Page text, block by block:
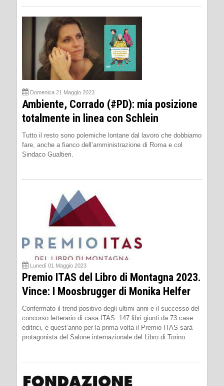
Domenica 21 Maggio 2023
Ambiente, Corrado (#PD): mia posizione
totalmente in linea con Schlein
Tutto il resto sono polemiche lontane dal lavoro che dobbiamo
fare, anche a fianco dell’amministrazione di Roma e col
Sindaco Gualtieri.
Lunedì 01 Maggio 2023
Premio ITAS del Libro di Montagna 2023.
Vince: I Moosbrugger di Monika Helfer
Confermato il trend positivo degli ultimi anni e il successo del
concorso letterario di casa ITAS: 147 libri giunti da 73 case
editrici, e quest’anno per la prima volta il Premio ITAS sarà
protagonista del Salone internazionale del Libro di Torino